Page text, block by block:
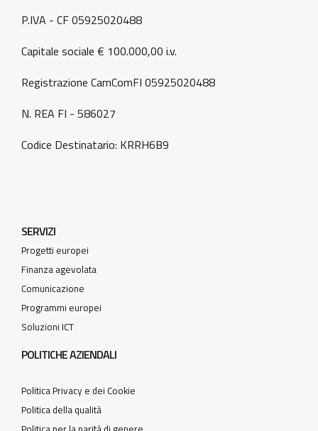
P.IVA - CF 05925020488
Capitale sociale € 100.000,00 i.v.
Registrazione CamComFI 05925020488
N. REA FI - 586027
Codice Destinatario: KRRH6B9
SERVIZI
Progetti europei
Finanza agevolata
Comunicazione
Programmi europei
Soluzioni ICT
POLITICHE AZIENDALI
Politica Privacy e dei Cookie
Politica della qualità